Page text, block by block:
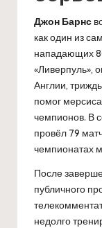
Джон Барнс
как один из
нападающих
«Ливерпуль»,
Англии,
помог
чемпионов. В
провёл 79
чемпионатах
После
публичного
недолго